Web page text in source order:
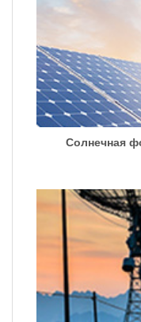
Солнечная